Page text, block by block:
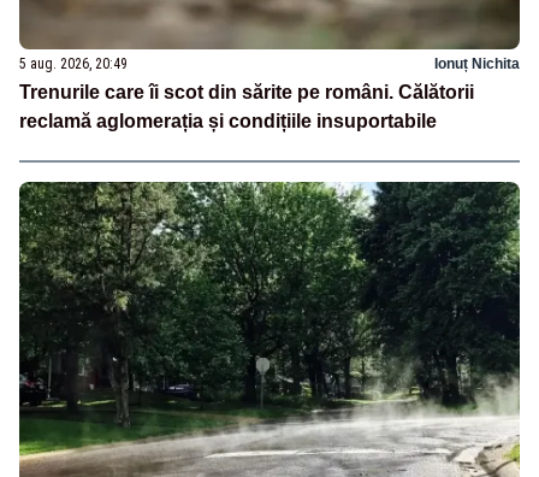
5 aug. 2026, 20:49 Ionuț Nichita
Trenurile care îi scot din sărite pe români. Călătorii
reclamă aglomerația și condițiile insuportabile